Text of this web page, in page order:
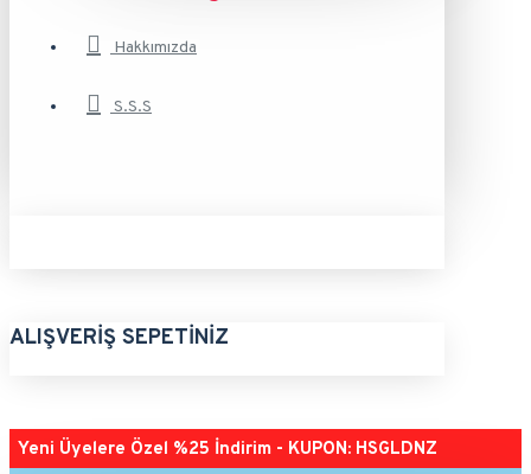
Hakkımızda
S.S.S
ALIŞVERIŞ SEPETINIZ
Yeni Üyelere Özel %25 İndirim - KUPON: HSGLDNZ